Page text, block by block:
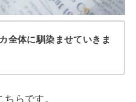
全体に馴染ませていきま
らです。